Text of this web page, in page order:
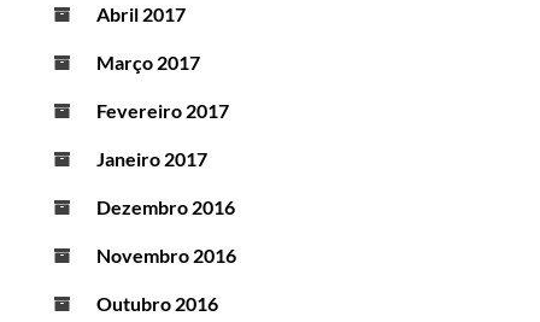
Abril 2017
Março 2017
Fevereiro 2017
Janeiro 2017
Dezembro 2016
Novembro 2016
Outubro 2016